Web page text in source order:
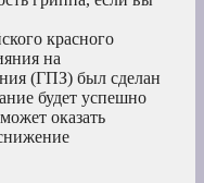
красного
на
(ГПЗ) был сделан
будет успешно
оказать